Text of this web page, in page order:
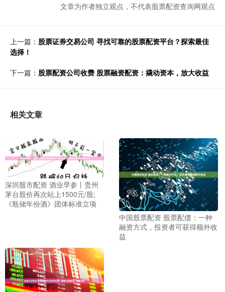
文章为作者独立观点，不代表股票配资查询网观点
上一篇： 股票证券交易公司 寻找可靠的股票配资平台？探索最佳
选择！
下一篇： 股票配资公司收费 股票融资配资：撬动资本，放大收益
相关文章
深圳股市配资 酒业早参丨贵州
茅台股价再次站上1500元/股;
《瓶储年份酒》团体标准立项
中国股票配资 股票配债：一种
融资方式，投资者可获得额外收
益